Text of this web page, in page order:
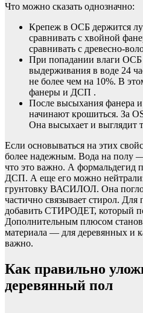
Что можно сказать однозначно:
Крепеж в ОСБ держится
сравнивать с хвойной
сравнивать с древесно-
При попадании влаги ОСБ
выдерживания в воде 24
не более чем на 10%. В
фанеры и ДСП .
После высыхания фанера
начинают крошиться. За
Она высыхает и выглядит
Если основываться на этих
более надежным. Вода на полу
что это важно. А формальдегид
ДСП. А еще его можно
грунтовку ВАСИЛОЛ. Она
частично связывает стирол.
добавить СТИРОДЕТ, который
Дополнительным плюсом
материала — для деревянных и
важно.
Как правильно
деревянный пол